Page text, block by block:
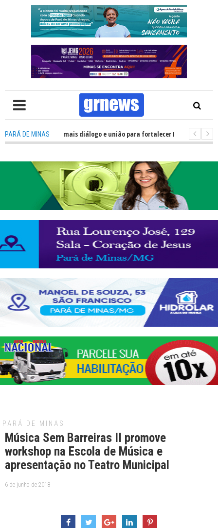
PARÁ DE MINAS
precisa de mais diálogo e união para fortalecer Minas e Pará de
PARÁ DE MINAS
Música Sem Barreiras II promove
workshop na Escola de Música e
apresentação no Teatro Municipal
6 de junho de 2018